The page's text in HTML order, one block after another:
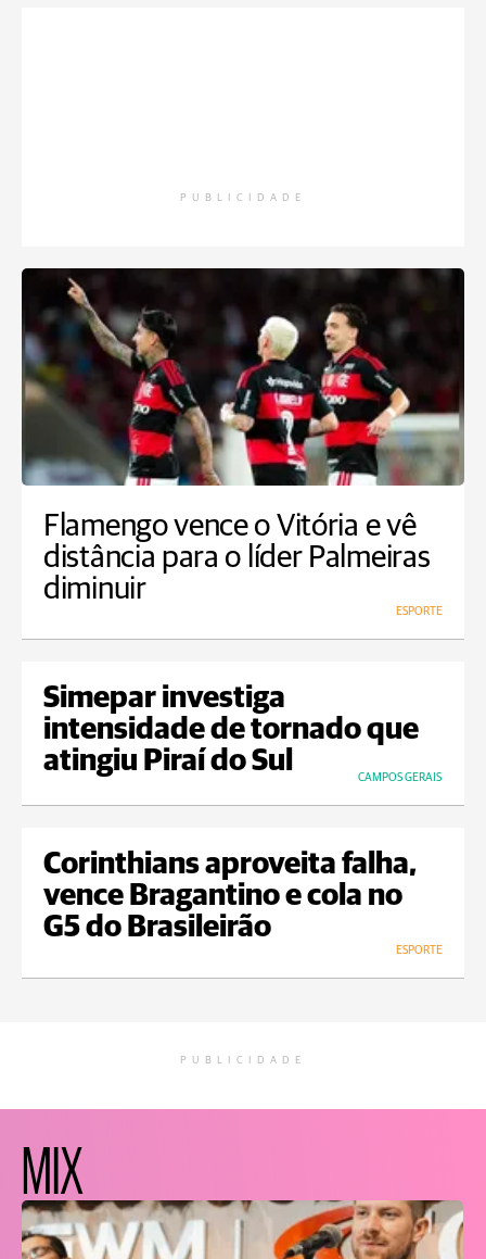
PUBLICIDADE
Flamengo vence o Vitória e vê
distância para o líder Palmeiras
diminuir
ESPORTE
Simepar investiga
intensidade de tornado que
atingiu Piraí do Sul
CAMPOS GERAIS
Corinthians aproveita falha,
vence Bragantino e cola no
G5 do Brasileirão
ESPORTE
PUBLICIDADE
MIX